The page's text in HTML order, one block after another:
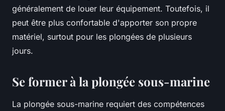
généralement de louer leur équipement. Toutefois, il
peut être plus confortable d'apporter son propre
matériel, surtout pour les plongées de plusieurs
jours.
Se former à la plongée sous-marine
La plongée sous-marine requiert des compétences